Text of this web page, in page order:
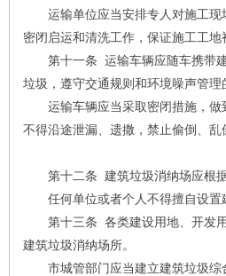
运输单位应当安排专人对施工现
密闭启运和清洗工作，保证施工工
第十一条 运输车辆应随车携带建
垃圾，遵守交通规则和环境噪声管理
运输车辆应当采取密闭措施，做
不得沿途泄漏、遗撒，禁止偷倒、乱
第十二条 建筑垃圾消纳场应根据
任何单位或者个人不得擅自设置
第十三条 各类建设用地、开发用
建筑垃圾消纳场所。
市城管部门应当建立建筑垃圾综